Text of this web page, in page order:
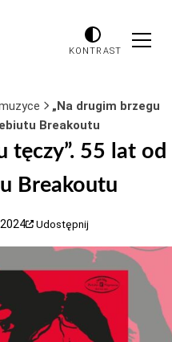
KONTRAST
„Na drugim brzegu
Breakoutu
tęczy”. 55 lat od
Breakoutu
Udostępnij